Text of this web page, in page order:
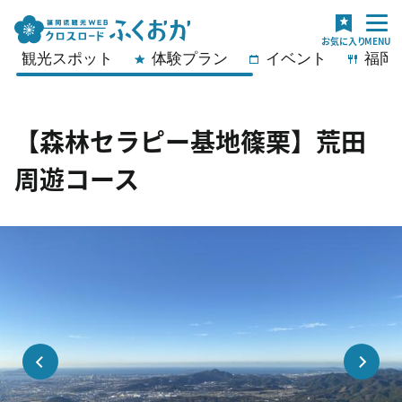
観光スポット 体験プラン イベント 福岡
【森林セラピー基地篠栗】荒田
周遊コース